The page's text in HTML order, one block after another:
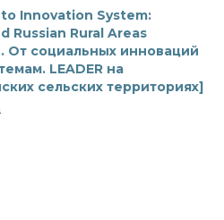
Innovation System:
Russian Rural Areas
От социальных инноваций
LEADER на
сельских территориях]